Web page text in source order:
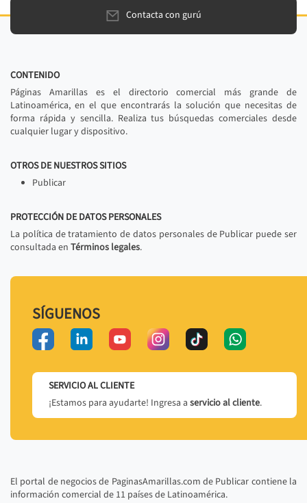
Contacta con gurú
CONTENIDO
Páginas Amarillas es el directorio comercial más grande de
Latinoamérica, en el que encontrarás la solución que necesitas de
forma rápida y sencilla. Realiza tus búsquedas comerciales desde
cualquier lugar y dispositivo.
OTROS DE NUESTROS SITIOS
Publicar
PROTECCIÓN DE DATOS PERSONALES
La política de tratamiento de datos personales de Publicar puede ser
consultada en Términos legales.
SÍGUENOS
SERVICIO AL CLIENTE
¡Estamos para ayudarte! Ingresa a servicio al cliente.
El portal de negocios de PaginasAmarillas.com de Publicar contiene la
información comercial de 11 países de Latinoamérica.